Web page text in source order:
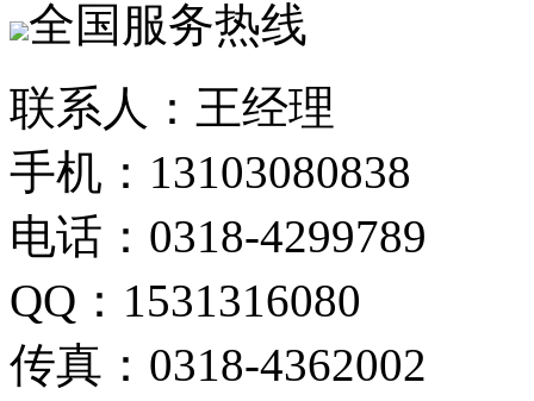
全国服务热线
联系人：王经理
手机：13103080838
电话：0318-4299789
QQ：1531316080
传真：0318-4362002